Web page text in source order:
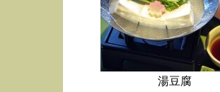
湯豆腐